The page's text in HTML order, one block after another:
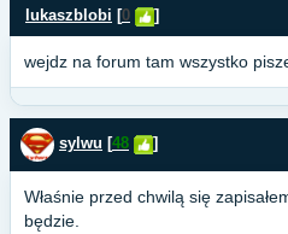
lukaszblobi [0 ]
wejdz na forum tam wszystko
sylwu [48 ]
Właśnie przed chwilą się
będzie.